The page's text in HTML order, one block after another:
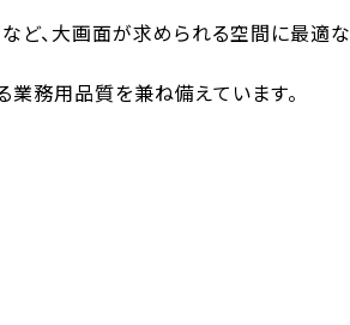
ど、大画面が求められる空間に最適な
業務用品質を兼ね備えています。